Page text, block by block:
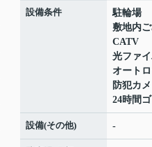
設備条件
駐輪場
敷地内
CATV
光ファ
オート
防犯カ
24時間
設備(その他) -